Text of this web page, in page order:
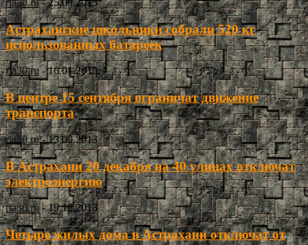
ria30.ru - 25.09.2015
Астраханские школьники собрали 520 кг
использованных батареек
ria30.ru - 16.01.2015
В центре 15 сентября ограничат движение
транспорта
ria30.ru - 13.09.2013
В Астрахани 20 декабря на 40 улицах отключат
электроэнергию
ria30.ru - 19.12.2013
Четыре жилых дома в Астрахани отключат от